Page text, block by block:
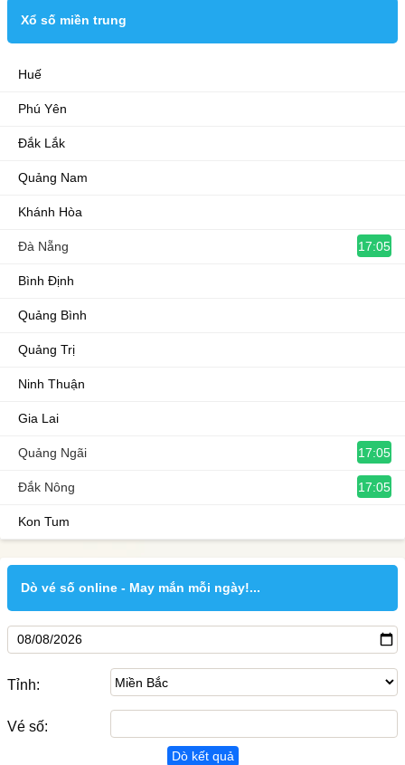
Xổ số miền trung
Huế
Phú Yên
Đắk Lắk
Quảng Nam
Khánh Hòa
Đà Nẵng 17:05
Bình Định
Quảng Bình
Quảng Trị
Ninh Thuận
Gia Lai
Quảng Ngãi 17:05
Đắk Nông 17:05
Kon Tum
Dò vé số online - May mắn mỗi ngày!...
Tỉnh:
Vé số:
Dò kết quả